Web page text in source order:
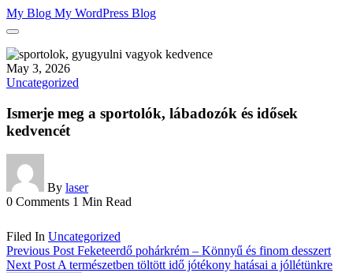
Skip
to
My Blog My WordPress Blog
May 3, 2026
Uncategorized
Ismerje meg a sportolók, lábadozók és idősek
kedvencét
By laser
0 Comments 1 Min Read
Filed In Uncategorized
Previous Post Feketeerdő pohárkrém – Könnyű és finom desszert
Next PostA természetben töltött idő jótékony hatásai a jóllétünkre